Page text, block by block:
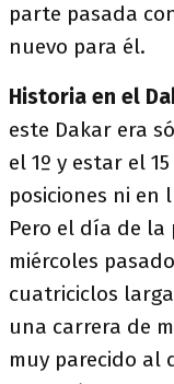
parte pasada
nuevo para él.
Historia en el
este Dakar era
el 1º y estar el
posiciones ni
Pero el día de la
miércoles
cuatriciclos
una carrera de
muy parecido al